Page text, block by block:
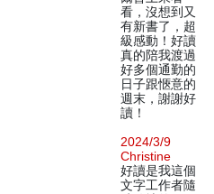
看，沒想到又
有新書了，超
級感動！好讀
真的陪我渡過
好多個通勤的
日子跟愜意的
週末，謝謝好
讀！
2024/3/9
Christine
好讀是我這個
文字工作者隨